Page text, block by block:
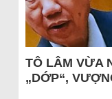
TÔ LÂM VỪA
„DỚP“,